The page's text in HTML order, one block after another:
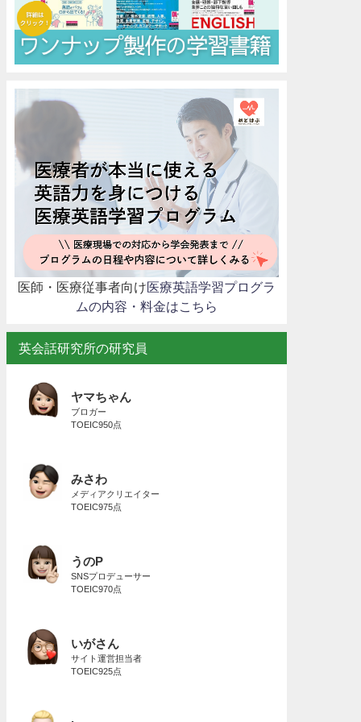
医師・医療従事者向け医療英語学習プログラ
ムの内容・料金はこちら
英会話研究所の研究員
ヤマちゃん
ブロガー
TOEIC950点
みさわ
メディアクリエイター
TOEIC975点
うのP
SNSプロデューサー
TOEIC970点
いがさん
サイト運営担当者
TOEIC925点